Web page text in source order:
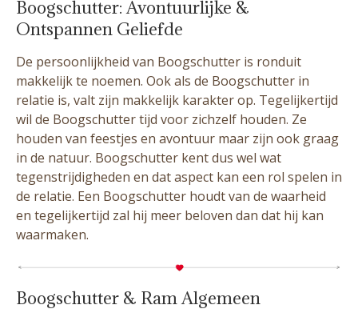
Boogschutter: Avontuurlijke &
Ontspannen Geliefde
De persoonlijkheid van Boogschutter is ronduit
makkelijk te noemen. Ook als de Boogschutter in
relatie is, valt zijn makkelijk karakter op. Tegelijkertijd
wil de Boogschutter tijd voor zichzelf houden. Ze
houden van feestjes en avontuur maar zijn ook graag
in de natuur. Boogschutter kent dus wel wat
tegenstrijdigheden en dat aspect kan een rol spelen in
de relatie. Een Boogschutter houdt van de waarheid
en tegelijkertijd zal hij meer beloven dan dat hij kan
waarmaken.
Boogschutter & Ram Algemeen